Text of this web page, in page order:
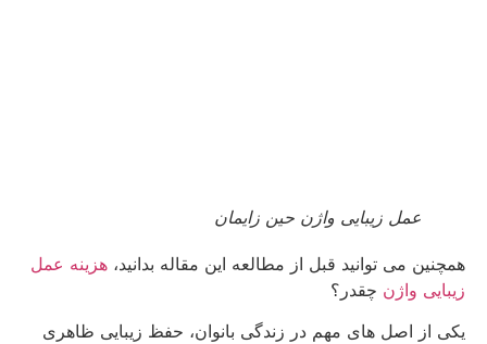
عمل زیبایی واژن حین زایمان
همچنین می توانید قبل از مطالعه این مقاله بدانید،هزینه عمل
زیبایی واژنچقدر؟
یکی از اصل های مهم در زندگی بانوان، حفظ زیبایی ظاهری